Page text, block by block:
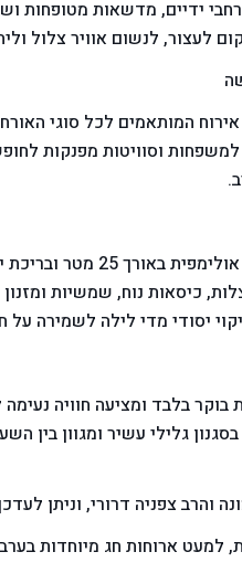
ידיים, מדשאות מטופחות
לעצור, לנשום אוויר צלול
המותאמים לכל סוגי
למשפחות וסוויטות מפנקות
לרשות האורחים בריכת
כיסאות נוח, שמשיות
יסודי מדי לילה לשמירה על
בלבד ומציעה חוויה
והרב צפניה דרורי, וניתן
למעט ארוחות חג מיוחדות